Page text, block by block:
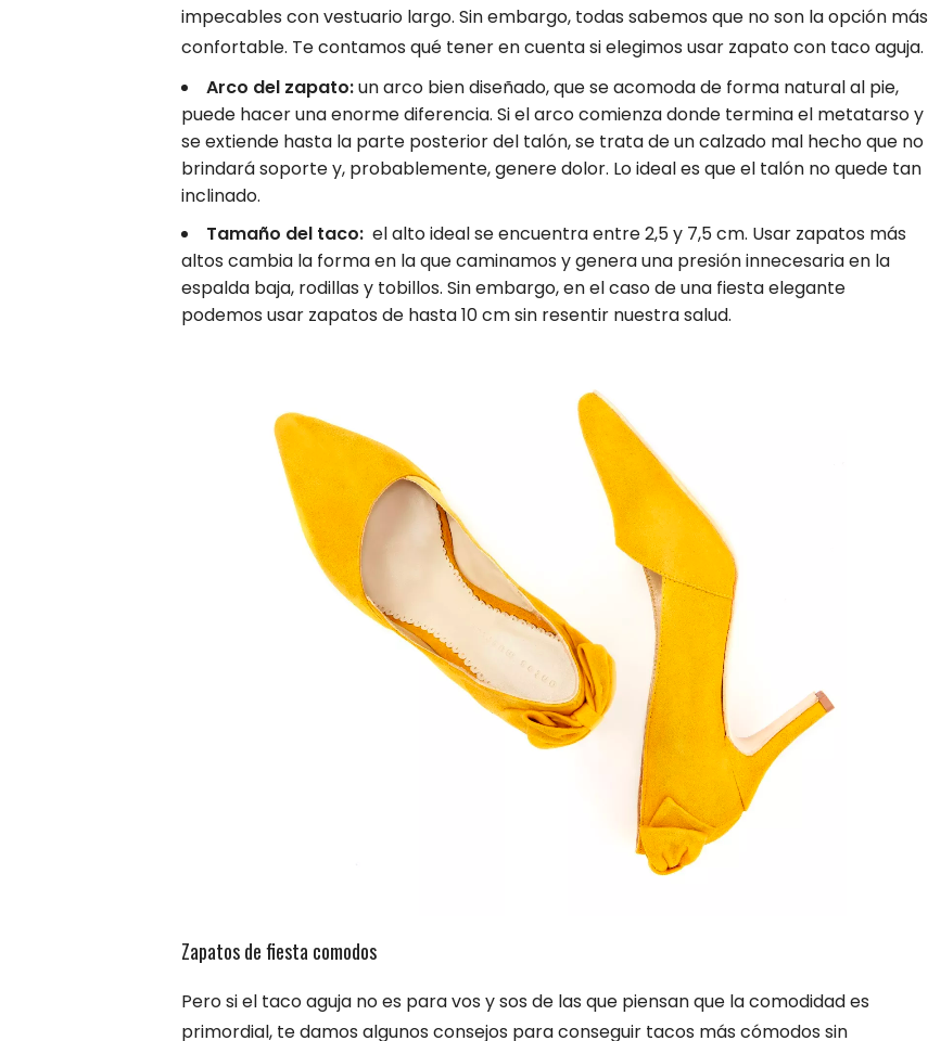
impecables con vestuario largo. Sin embargo, todas sabemos que no son la opción más
confortable. Te contamos qué tener en cuenta si elegimos usar zapato con taco aguja.
Arco del zapato:un arco bien diseñado, que se acomoda de forma natural al pie,
puede hacer una enorme diferencia. Si el arco comienza donde termina el metatarso y
se extiende hasta la parte posterior del talón, se trata de un calzado mal hecho que no
brindará soporte y, probablemente, genere dolor. Lo ideal es que el talón no quede tan
inclinado.
Tamaño del taco: el alto ideal se encuentra entre 2,5 y 7,5 cm. Usar zapatos más
altos cambia la forma en la que caminamos y genera una presión innecesaria en la
espalda baja, rodillas y tobillos. Sin embargo, en el caso de una fiesta elegante
podemos usar zapatos de hasta 10 cm sin resentir nuestra salud.
Zapatos de fiesta comodos
Pero si el taco aguja no es para vos y sos de las que piensan que la comodidad es
primordial, te damos algunos consejos para conseguir tacos más cómodos sin